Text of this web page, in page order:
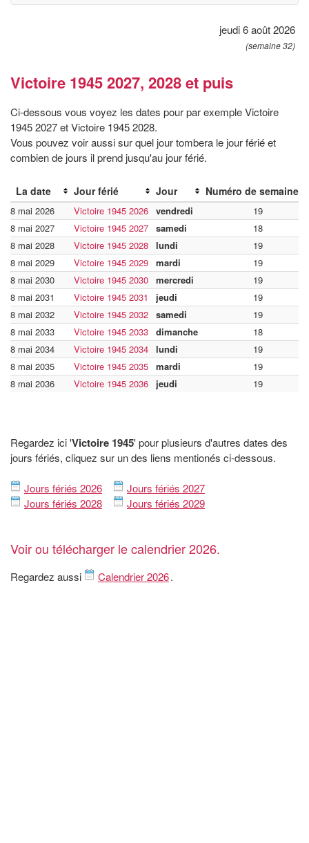
jeudi 6 août 2026
(semaine 32)
Victoire 1945 2027, 2028 et puis
Ci-dessous vous voyez les dates pour par exemple Victoire
1945 2027 et Victoire 1945 2028.
Vous pouvez voir aussi sur quel jour tombera le jour férié et
combien de jours il prend jusqu'au jour férié.
La date Jour férié Jour Numéro de semaine
8 mai 2026 Victoire 1945 2026 vendredi
19
8 mai 2027
Victoire 1945 2027 samedi
18
8 mai 2028
Victoire 1945 2028 lundi
19
8 mai 2029
Victoire 1945 2029 mardi
19
8 mai 2030
Victoire 1945 2030 mercredi
19
8 mai 2031
Victoire 1945 2031 jeudi
19
8 mai 2032
Victoire 1945 2032 samedi
19
8 mai 2033
Victoire 1945 2033 dimanche
18
8 mai 2034
Victoire 1945 2034 lundi
19
8 mai 2035
Victoire 1945 2035 mardi
19
8 mai 2036
Victoire 1945 2036 jeudi 19
Regardez ici 'Victoire 1945' pour plusieurs d'autres dates des
jours fériés, cliquez sur un des liens mentionés ci-dessous.
Jours fériés 2026
Jours fériés 2027
Jours fériés 2028
Jours fériés 2029
Voir ou télécharger le calendrier 2026.
Regardez aussi Calendrier 2026.